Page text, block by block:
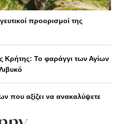
προορισμοί της
Κρήτης: Το φαράγγι των Αγίων
που αξίζει να ανακαλύψετε